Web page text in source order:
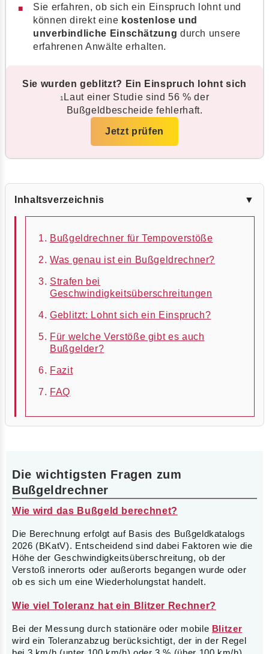
Sie erfahren, ob sich ein Einspruch lohnt und
können direkt eine kostenlose und
unverbindliche Einschätzung durch unsere
erfahrenen Anwälte erhalten.
Sie wurden geblitzt? Ein Einspruch lohnt sich
1 Laut einer Studie sind 56 % der
Bußgeldbescheide fehlerhaft.
Jetzt prüfen
Inhaltsverzeichnis ▼
Bußgeldrechner für Tempoverstöße
Was genau ist ein Bußgeldrechner?
Strafen bei
Geschwindigkeitsüberschreitungen
Geblitzt: Lohnt sich ein Einspruch?
Für welche Verstöße gibt es auch
Bußgelder?
Fazit
FAQ
Die wichtigsten Fragen zum
Bußgeldrechner
Wie wird das Bußgeld berechnet?
Die Berechnung erfolgt auf Basis des Bußgeldkatalogs
2026 (BKatV). Entscheidend sind dabei Faktoren wie die
Höhe der Geschwindigkeitsüberschreitung, ob der
Verstoß innerorts oder außerorts begangen wurde oder
ob es sich um eine Wiederholungstat handelt.
Wie viel Toleranz hat ein Blitzer Rechner?
Bei der Messung durch stationäre oder mobile Blitzer
wird ein Toleranzabzug berücksichtigt, der in der Regel